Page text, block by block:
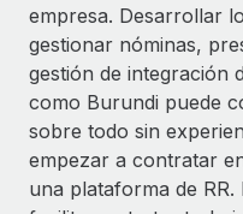
empresa. Desarrollar
gestionar nóminas,
gestión de integración
como Burundi puede
sobre todo sin
empezar a contratar
una plataforma de